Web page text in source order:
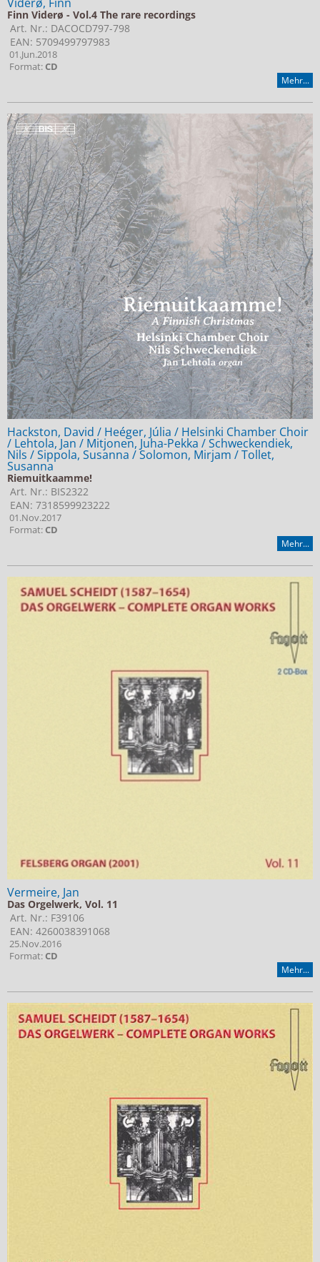
Finn Viderø - Vol.4 The rare recordings
Art. Nr.: DACOCD797-798
EAN: 5709499797983
01.Jun.2018
Format:CD
Mehr...
Hackston, David / Heéger, Júlia / Helsinki Chamber Choir
/ Lehtola, Jan / Mitjonen, Juha-Pekka / Schweckendiek,
Nils / Sippola, Susanna / Solomon, Mirjam / Tollet,
Susanna
Riemuitkaamme!
Art. Nr.: BIS2322
EAN: 7318599923222
01.Nov.2017
Format:CD
Mehr...
Vermeire, Jan
Das Orgelwerk, Vol. 11
Art. Nr.: F39106
EAN: 4260038391068
25.Nov.2016
Format:CD
Mehr...